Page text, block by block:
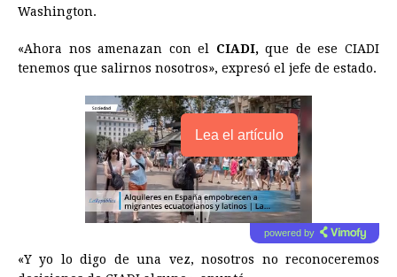
Washington.
«Ahora nos amenazan con el CIADI, que de ese CIADI
tenemos que salirnos nosotros», expresó el jefe de estado.
Lea el artículo
powered by
«Y yo lo digo de una vez, nosotros no reconoceremos